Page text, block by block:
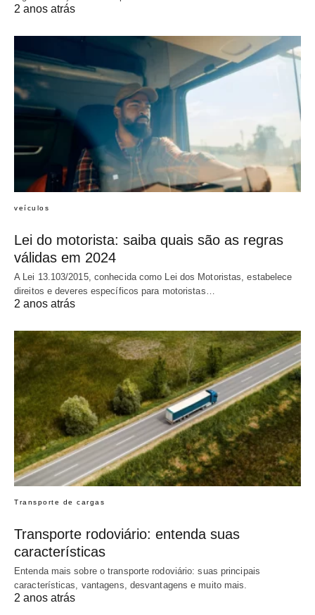
2 anos atrás
veículos
Lei do motorista: saiba quais são as regras
válidas em 2024
A Lei 13.103/2015, conhecida como Lei dos Motoristas, estabelece
direitos e deveres específicos para motoristas…
2 anos atrás
Transporte de cargas
Transporte rodoviário: entenda suas
características
Entenda mais sobre o transporte rodoviário: suas principais
características, vantagens, desvantagens e muito mais.
2 anos atrás